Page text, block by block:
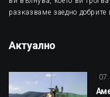
разказваме заедно добрите
Актуално